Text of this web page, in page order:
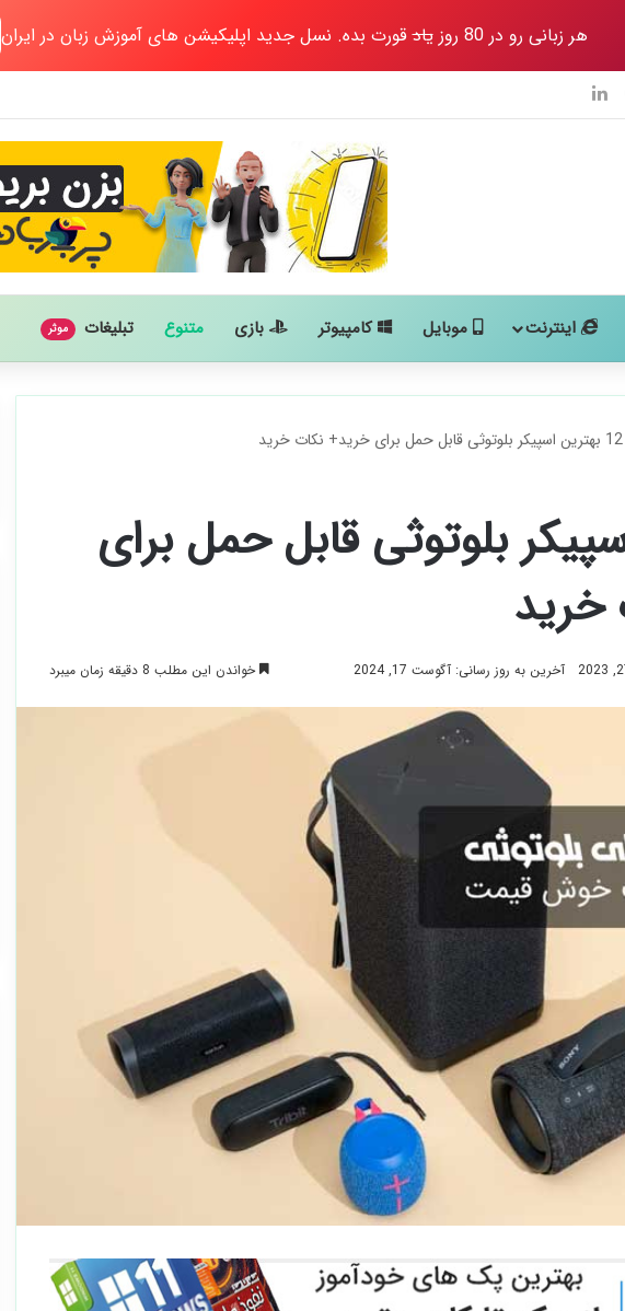
هر زبانی رو در 80 روز یادقورت بده. نسل جدید اپلیکیشن های آموزش زبان در ایران
‫پین‌ترست
لینکدین
اینترنت موبایل کامپیوتر بازی متنوع تبلیغات موثر
12 بهترین اسپیکر بلوتوثی قابل حمل برای خرید+ نکات خرید
اسپیکر بلوتوثی قابل حمل برای
خرید
آخرین به روز رسانی: آگوست 17, 2024 خواندن این مطلب 8 دقیقه زمان میبرد